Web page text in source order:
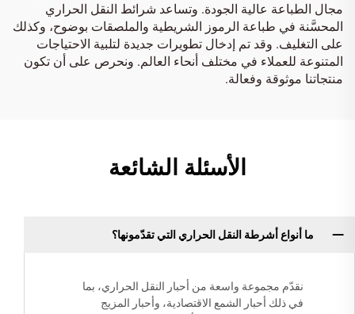
مجال الطباعة عالية الجودة. وتساعد شرائط النقل الحراري
المحسَّنة في طباعة الرموز الشريطية والملصقات بوضوح، وكذلك
على التغليف. وقد تم إدخال تطويرات جديدة لتلبية الاحتياجات
المتنوعة للعملاء في مختلف أنحاء العالم. ونحرص على أن تكون
منتجاتنا موثوقة وفعالة.
الأسئلة الشائعة
ما أنواع أشرطة النقل الحراري التي تقدّمونها؟
نقدّم مجموعة واسعة من أحبار النقل الحراري، بما
في ذلك أحبار الشمع الاقتصادية، وأحبار المزيج